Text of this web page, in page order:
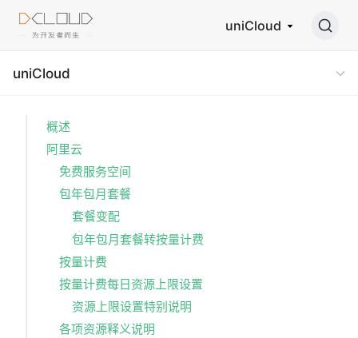
uniCloud
uniCloud
概述
阿里云
免费服务空间
包年包月套餐
套餐变配
包年包月套餐转按量计费
按量计费
按量计费每日资源上限设置
资源上限设置特别说明
各项资源释义说明